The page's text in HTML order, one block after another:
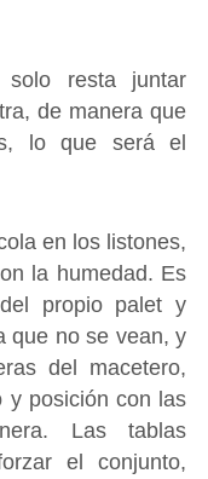
resta juntar
de manera que
lo que será el
en los listones,
la humedad. Es
propio palet y
que no se vean, y
del macetero,
y posición con las
Las tablas
el conjunto,